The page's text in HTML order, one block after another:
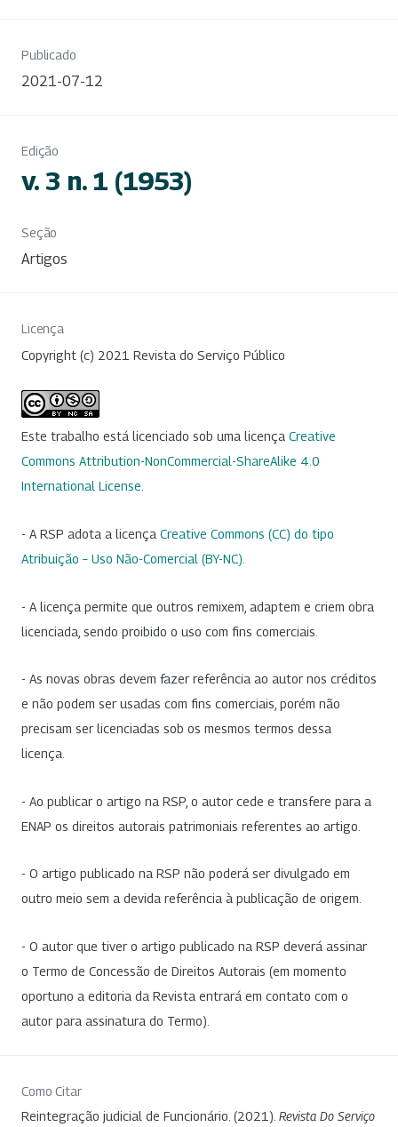
Publicado
2021-07-12
Edição
v. 3 n. 1 (1953)
Seção
Artigos
Licença
Copyright (c) 2021 Revista do Serviço Público
Este trabalho está licenciado sob uma licença Creative
Commons Attribution-NonCommercial-ShareAlike 4.0
International License.
- A RSP adota a licença Creative Commons (CC) do tipo
Atribuição – Uso Não-Comercial (BY-NC)
- A licença permite que outros remixem, adaptem e criem obra
licenciada, sendo proibido o uso com fins comerciais.
- As novas obras devem fazer referência ao autor nos créditos
e não podem ser usadas com fins comerciais, porém não
precisam ser licenciadas sob os mesmos termos dessa
licença.
- Ao publicar o artigo na RSP, o autor cede e transfere para a
ENAP os direitos autorais patrimoniais referentes ao artigo.
- O artigo publicado na RSP não poderá ser divulgado em
outro meio sem a devida referência à publicação de origem.
- O autor que tiver o artigo publicado na RSP deverá assinar
o Termo de Concessão de Direitos Autorais (em momento
oportuno a editoria da Revista entrará em contato com o
autor para assinatura do Termo).
Como Citar
Reintegração judicial de Funcionário. (2021). Revista Do Serviço